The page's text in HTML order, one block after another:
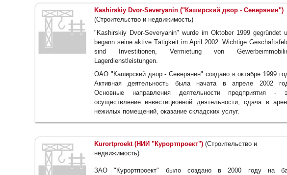
Kashirskiy Dvor-Severyanin ("Каширский двор - Северянин")
(Строительство и недвижимость)
"Kashirskiy Dvor-Severyanin" wurde im Oktober 1999 gegründet
begann seine aktive Tätigkeit im April 2002. Wichtige
sind Investitionen, Vermietung von
Lagerdienstleistungen.
ОАО "Каширский двор - Северянин" создано в октябре 1999
Активная деятельность была начата в апреле 2002
Основные направления деятельности предприятия -
осуществление инвестиционной деятельности, сдача в
нежилых помещений, оказание складских услуг.
Kurortproekt (НИИ "Курортпроект") (Строительство и
недвижимость)
ЗАО "Курортпроект" было создано в 2000 году на